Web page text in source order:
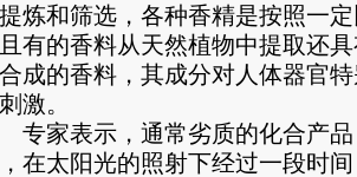
炼和筛选，各种香精是按照一
有的香料从天然植物中提取还
成的香料，其成分对人体器官
激。
家表示，通常劣质的化合产品
在太阳光的照射下经过一段时